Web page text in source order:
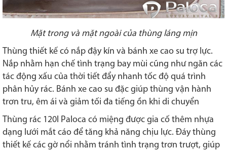
Mặt trong và mặt ngoài của thùng láng mịn
Thùng thiết kế có nắp đậy kín và bánh xe cao su trợ lực.
Nắp nhằm hạn chế tình trạng bay mùi cũng như ngăn các
tác động xấu của thời tiết đẩy nhanh tốc độ quá trình
phân hủy rác. Bánh xe cao su đặc giúp thùng vận hành
trơn tru, êm ái và giảm tối đa tiếng ồn khi di chuyển
Thùng rác 120l Paloca có miệng được gia cố thêm nhựa
dạng lưới mắt cáo để tăng khả năng chịu lực. Đáy thùng
thiết kế các gờ nổi nhằm tránh tình trạng trơn trượt, giúp